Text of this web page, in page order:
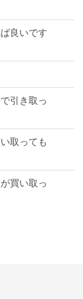
良いです
引き取っ
取っても
買い取っ